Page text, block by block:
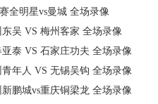
全明星vs曼城 全场录像
东吴 VS 梅州客家 全场录像
泰 VS 石家庄功夫 全场录像
年人 VS 无锡吴钩 全场录像
鹏城vs重庆铜梁龙 全场录像